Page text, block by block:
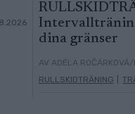
dina gränser
AV ADÉLA ROČÁRKOVÁ/
RULLSKIDTRÄNING